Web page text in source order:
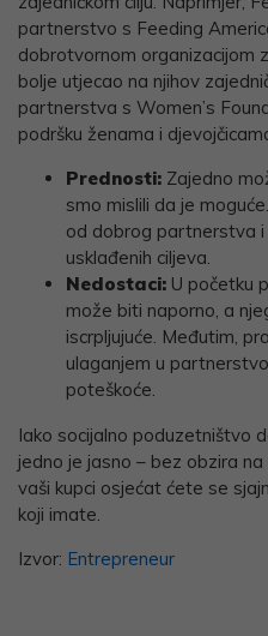
partnerstvo s Feeding
dobrotvornom organizacijom
bolje utjecao na njihov
partnerstva s Women’s
podršku ženama i
Prednosti: Zajedno
smo mislili da je
od dobrog partnerstva
usklađenih ciljeva.
Nedostaci: U početku
može biti naporno, a
iscrpljujuće. Međutim,
ulaganjem u
poteškoće.
Iako socijalno poduzetništvo
jedno je jasno – bez obzira
vaši kupci osjećat ćete se
koji imate.
Izvor: Entrepreneur